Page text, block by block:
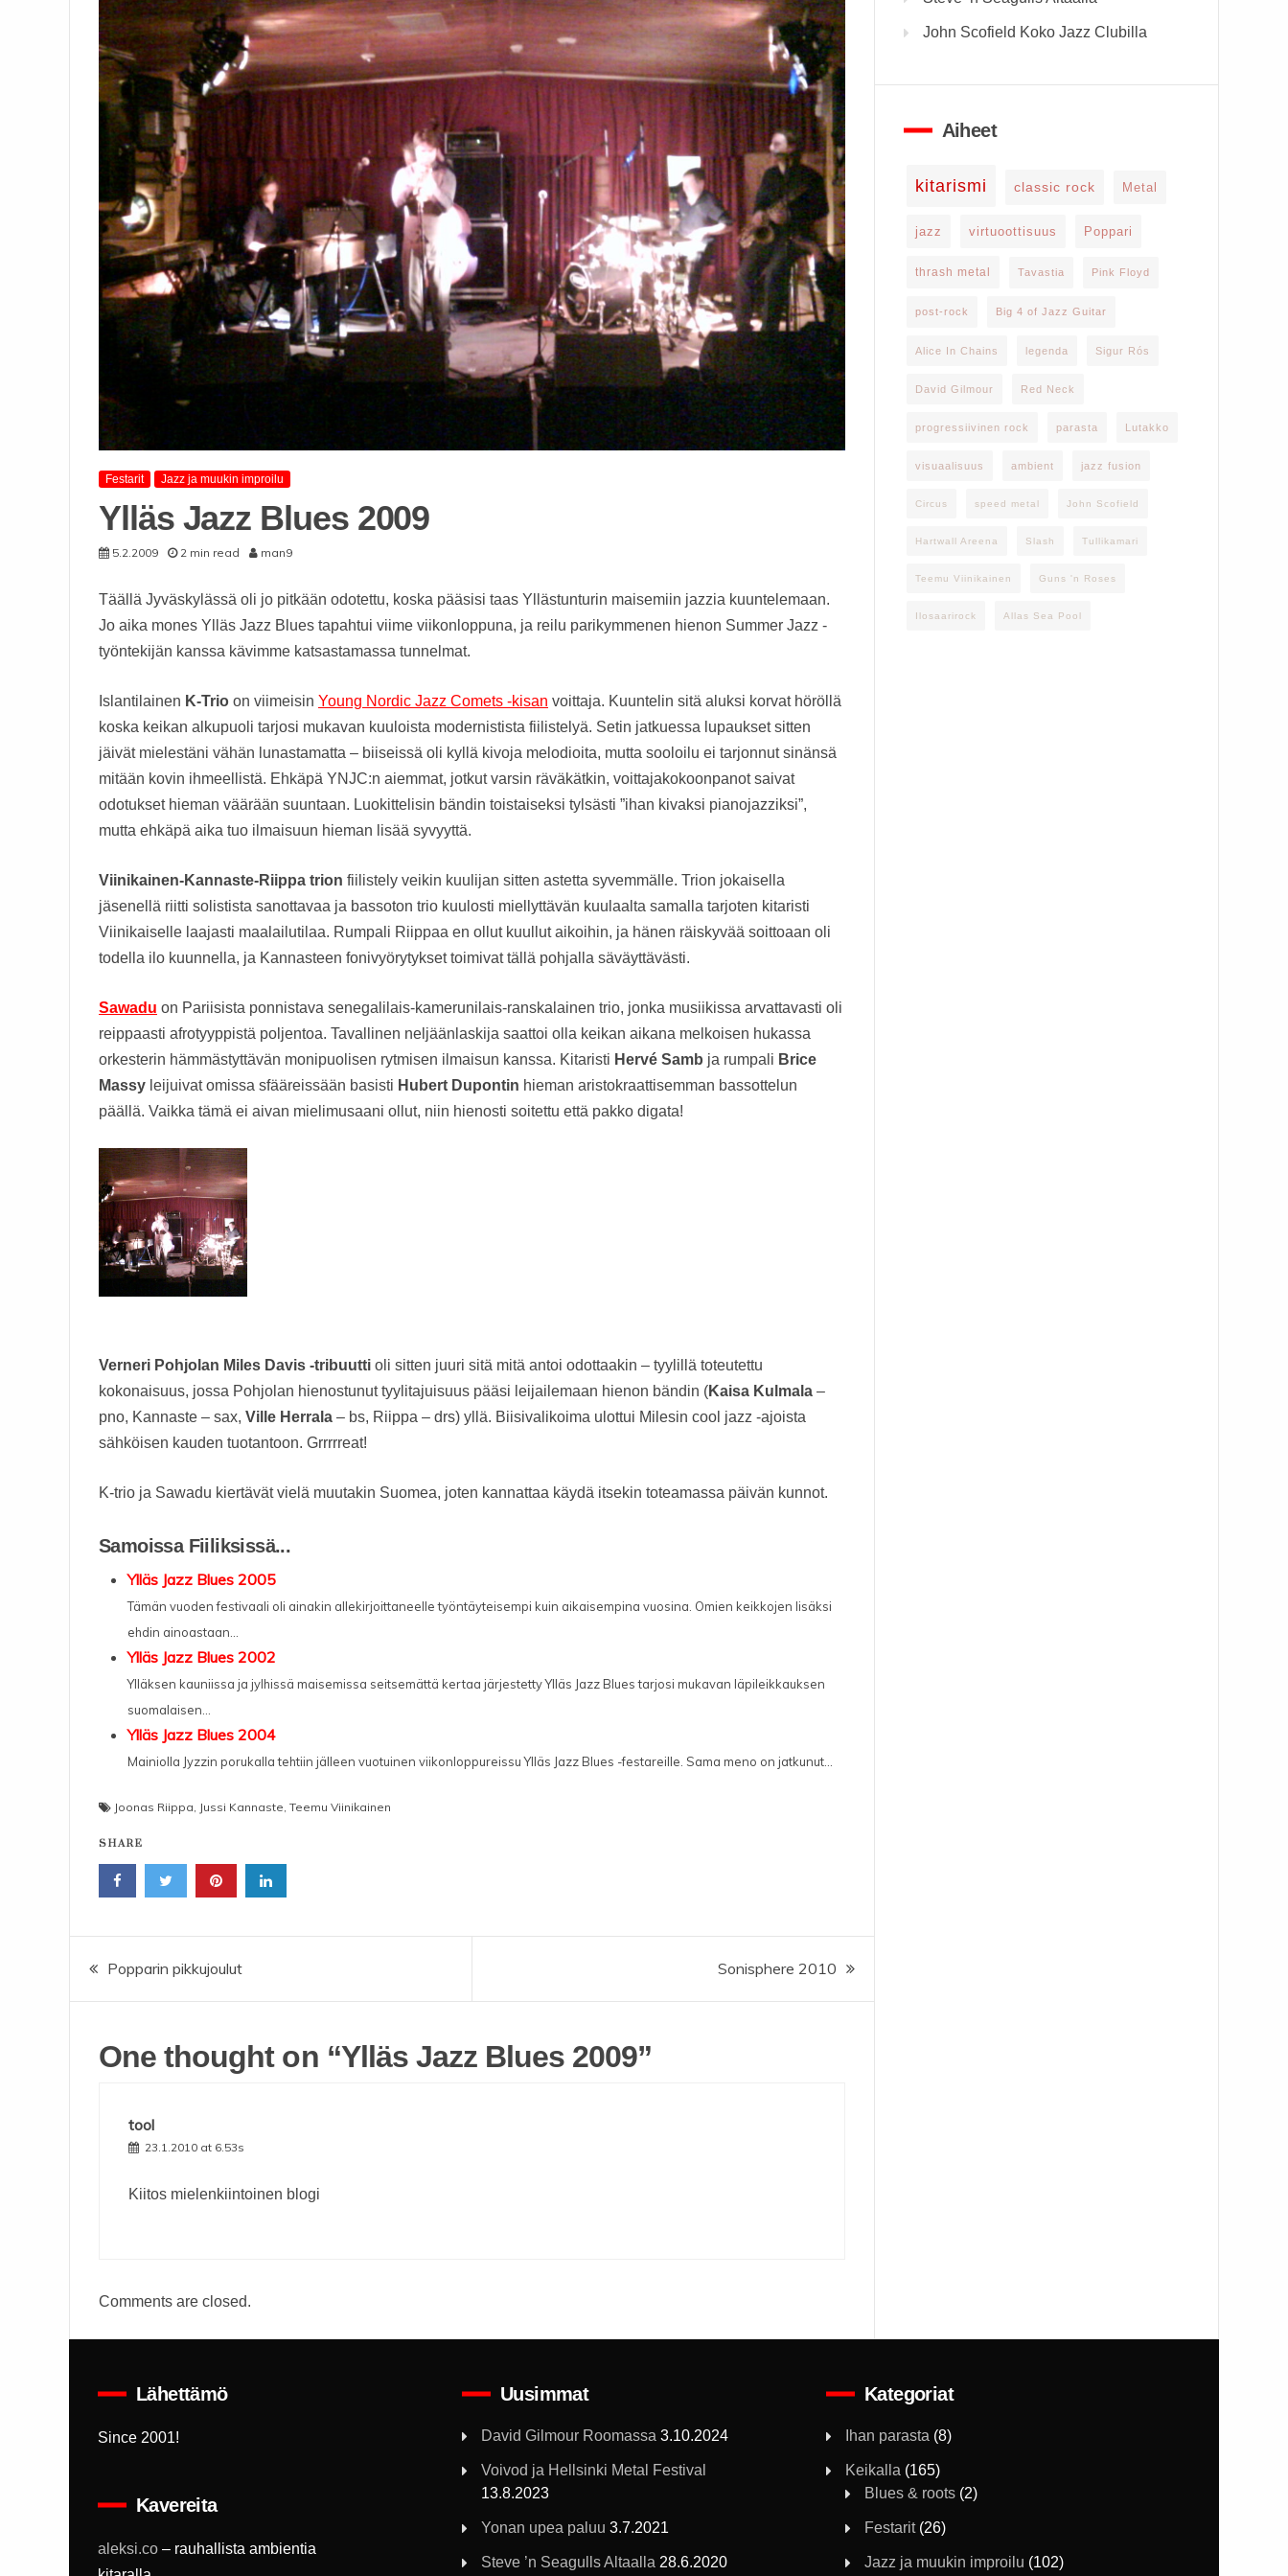
Festarit Jazz ja muukin improilu
Ylläs Jazz Blues 2009
5.2.2009 2 min read man9
Täällä Jyväskylässä oli jo pitkään odotettu, koska pääsisi taas Yllästunturin maisemiin jazzia kuuntelemaan.
Jo aika mones Ylläs Jazz Blues tapahtui viime viikonloppuna, ja reilu parikymmenen hienon Summer Jazz -
työntekijän kanssa kävimme katsastamassa tunnelmat.
Islantilainen K-Trio on viimeisin Young Nordic Jazz Comets -kisan voittaja. Kuuntelin sitä aluksi korvat höröllä
koska keikan alkupuoli tarjosi mukavan kuuloista modernistista fiilistelyä. Setin jatkuessa lupaukset sitten
jäivät mielestäni vähän lunastamatta – biiseissä oli kyllä kivoja melodioita, mutta sooloilu ei tarjonnut sinänsä
mitään kovin ihmeellistä. Ehkäpä YNJC:n aiemmat, jotkut varsin räväkätkin, voittajakokoonpanot saivat
odotukset hieman väärään suuntaan. Luokittelisin bändin toistaiseksi tylsästi ”ihan kivaksi pianojazziksi”,
mutta ehkäpä aika tuo ilmaisuun hieman lisää syvyyttä.
Viinikainen-Kannaste-Riippa trion fiilistely veikin kuulijan sitten astetta syvemmälle. Trion jokaisella
jäsenellä riitti solistista sanottavaa ja bassoton trio kuulosti miellyttävän kuulaalta samalla tarjoten kitaristi
Viinikaiselle laajasti maalailutilaa. Rumpali Riippaa en ollut kuullut aikoihin, ja hänen räiskyvää soittoaan oli
todella ilo kuunnella, ja Kannasteen fonivyörytykset toimivat tällä pohjalla säväyttävästi.
Sawadu on Pariisista ponnistava senegalilais-kamerunilais-ranskalainen trio, jonka musiikissa arvattavasti oli
reippaasti afrotyyppistä poljentoa. Tavallinen neljäänlaskija saattoi olla keikan aikana melkoisen hukassa
orkesterin hämmästyttävän monipuolisen rytmisen ilmaisun kanssa. Kitaristi Hervé Samb ja rumpali Brice
Massy leijuivat omissa sfääreissään basisti Hubert Dupontin hieman aristokraattisemman bassottelun
päällä. Vaikka tämä ei aivan mielimusaani ollut, niin hienosti soitettu että pakko digata!
Verneri Pohjolan Miles Davis -tribuutti oli sitten juuri sitä mitä antoi odottaakin – tyylillä toteutettu
kokonaisuus, jossa Pohjolan hienostunut tyylitajuisuus pääsi leijailemaan hienon bändin (Kaisa Kulmala –
pno, Kannaste – sax, Ville Herrala – bs, Riippa – drs) yllä. Biisivalikoima ulottui Milesin cool jazz -ajoista
sähköisen kauden tuotantoon. Grrrrreat!
K-trio ja Sawadu kiertävät vielä muutakin Suomea, joten kannattaa käydä itsekin toteamassa päivän kunnot.
Samoissa Fiiliksissä...
Ylläs Jazz Blues 2005
Tämän vuoden festivaali oli ainakin allekirjoittaneelle työntäyteisempi kuin aikaisempina vuosina. Omien keikkojen lisäksi
ehdin ainoastaan...
Ylläs Jazz Blues 2002
Ylläksen kauniissa ja jylhissä maisemissa seitsemättä kertaa järjestetty Ylläs Jazz Blues tarjosi mukavan läpileikkauksen
suomalaisen...
Ylläs Jazz Blues 2004
Mainiolla Jyzzin porukalla tehtiin jälleen vuotuinen viikonloppureissu Ylläs Jazz Blues -festareille. Sama meno on jatkunut...
Joonas Riippa, Jussi Kannaste, Teemu Viinikainen
SHARE
Artikkelien
selaus
Popparin pikkujoulut Sonisphere 2010
One thought on “Ylläs Jazz Blues 2009”
tool
23.1.2010 at 6.53s
Kiitos mielenkiintoinen blogi
Comments are closed.
John Scofield Koko Jazz Clubilla
Aiheet
kitarismi classic rock Metal
jazz virtuoottisuus Poppari
thrash metal Tavastia Pink Floyd
post-rock Big 4 of Jazz Guitar
Alice In Chains legenda Sigur Rós
David Gilmour Red Neck
progressiivinen rock parasta Lutakko
visuaalisuus ambient jazz fusion
Circus speed metal John Scofield
Hartwall Areena Slash Tullikamari
Teemu Viinikainen Guns 'n Roses
Ilosaarirock Allas Sea Pool
Lähettämö
Since 2001!
Kavereita
aleksi.co – rauhallista ambientia
Uusimmat
David Gilmour Roomassa 3.10.2024
Voivod ja Hellsinki Metal Festival
13.8.2023
Yonan upea paluu 3.7.2021
Steve ’n Seagulls Altaalla 28.6.2020
Kategoriat
Ihan parasta (8)
Keikalla (165)
Blues & roots(2)
Festarit(26)
Jazz ja muukin improilu (102)